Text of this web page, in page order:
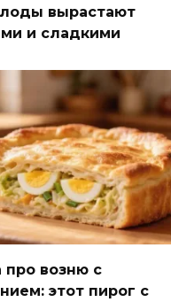
вырастают
и сладкими
про возню с
этот пирог с